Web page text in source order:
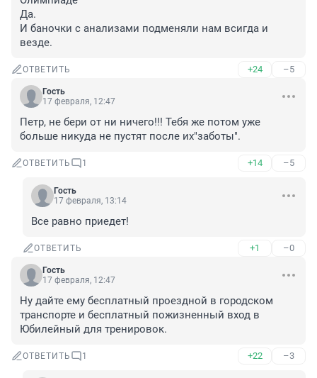
Да.
И баночки с анализами подменяли нам всигда и
везде.
ОТВЕТИТЬ +24 –5
Гость
17 февраля, 12:47
Петр, не бери от ни ничего!!! Тебя же потом уже
больше никуда не пустят после их"заботы".
ОТВЕТИТЬ 1 +14 –5
Гость
17 февраля, 13:14
Все равно приедет!
ОТВЕТИТЬ +1 –0
Гость
17 февраля, 12:47
Ну дайте ему бесплатный проездной в городском
транспорте и бесплатный пожизненный вход в
Юбилейный для тренировок.
ОТВЕТИТЬ 1 +22 –3